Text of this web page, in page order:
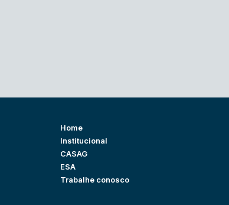
Home
Institucional
CASAG
ESA
Trabalhe conosco